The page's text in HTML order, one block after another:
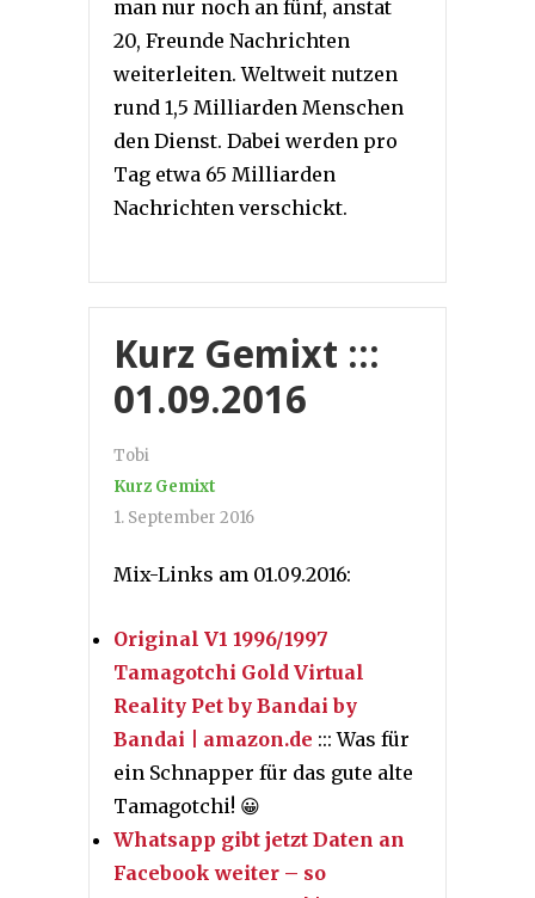
man nur noch an fünf, anstat
20, Freunde Nachrichten
weiterleiten. Weltweit nutzen
rund 1,5 Milliarden Menschen
den Dienst. Dabei werden pro
Tag etwa 65 Milliarden
Nachrichten verschickt.
Kurz Gemixt :::
01.09.2016
Tobi
Kurz Gemixt
1. September 2016
Mix-Links am 01.09.2016:
Original V1 1996/1997
Tamagotchi Gold Virtual
Reality Pet by Bandai by
Bandai | amazon.de ::: Was für
ein Schnapper für das gute alte
Tamagotchi! 😀
Whatsapp gibt jetzt Daten an
Facebook weiter – so